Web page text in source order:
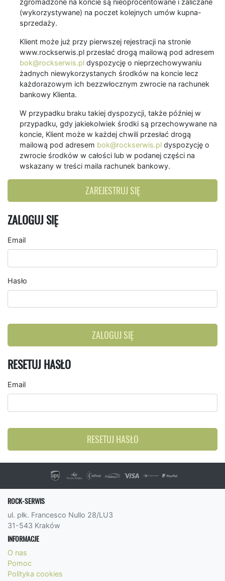
zgromadzone na koncie są nieoprocentowane i zaliczane
(wykorzystywane) na poczet kolejnych umów kupna-
sprzedaży.
Klient może już przy pierwszej rejestracji na stronie
www.rockserwis.pl przesłać drogą mailową pod adresem
bok@rockserwis.pl dyspozycję o nieprzechowywaniu
żadnych niewykorzystanych środków na koncie lecz
każdorazowym ich bezzwłocznym zwrocie na rachunek
bankowy Klienta.
W przypadku braku takiej dyspozycji, także później w
przypadku, gdy jakiekolwiek środki są przechowywane na
koncie, Klient może w każdej chwili przesłać drogą
mailową pod adresem bok@rockserwis.pl dyspozycję o
zwrocie środków w całości lub w podanej części na
wskazany w treści maila rachunek bankowy.
ZAREJESTRUJ SIĘ
ZALOGUJ SIĘ
Email
Hasło
ZALOGUJ SIĘ
RESETUJ HASŁO
Email
RESETUJ HASŁO
ROCK-SERWIS
ul. płk. Francesco Nullo 28/LU3
31-543 Kraków
INFORMACJE
O nas
Pomoc
Polityka cookies